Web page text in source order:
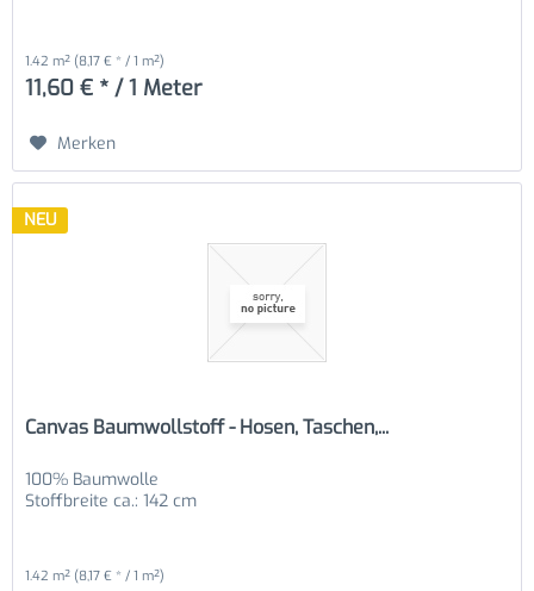
1.42 m² (8,17 € * / 1 m²)
11,60 € * / 1 Meter
Merken
NEU
Canvas Baumwollstoff - Hosen, Taschen,...
100% Baumwolle
Stoffbreite ca.: 142 cm
1.42 m² (8,17 € * / 1 m²)